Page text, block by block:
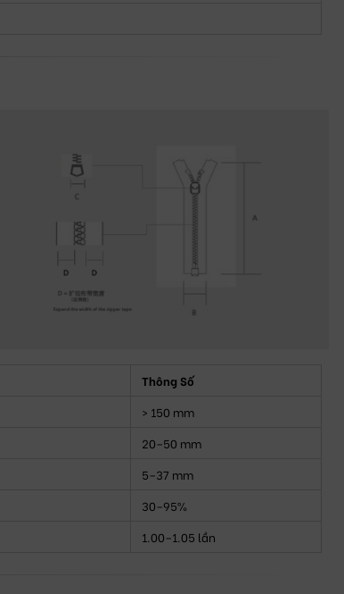
Thông Số
> 150 mm
20–50 mm
5–37 mm
30–95%
1.00–1.05 lần